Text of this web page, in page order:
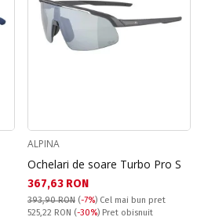
ALPINA
Ochelari de soare Turbo Pro S
Текуща цена:
367,63 RON
393,90 RON (-7%) Cel mai bun pret
Pret obisnuit:
525,22 RON (-30%) Pret obisnuit